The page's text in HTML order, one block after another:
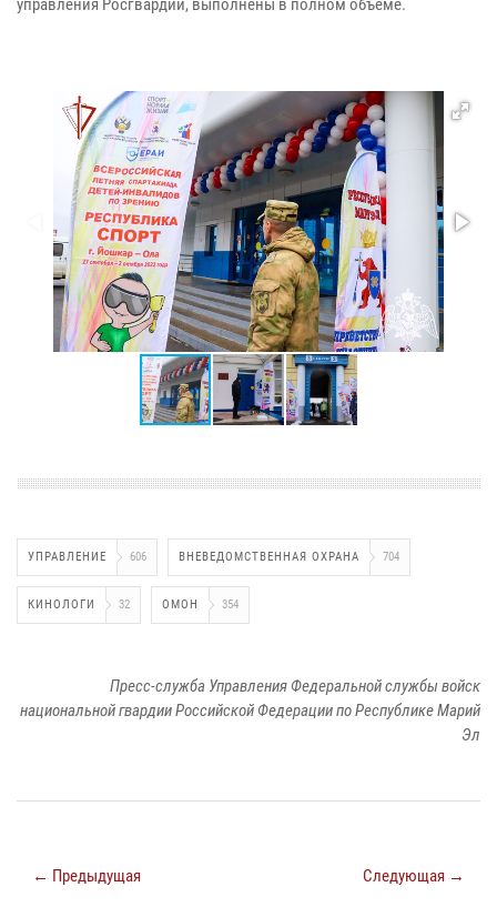
управления Росгвардии, выполнены в полном объеме.
УПРАВЛЕНИЕ 606 ВНЕВЕДОМСТВЕННАЯ ОХРАНА 704
КИНОЛОГИ 32 ОМОН 354
Пресс-служба Управления Федеральной службы войск
национальной гвардии Российской Федерации по Республике Марий
Эл
← Предыдущая Следующая →